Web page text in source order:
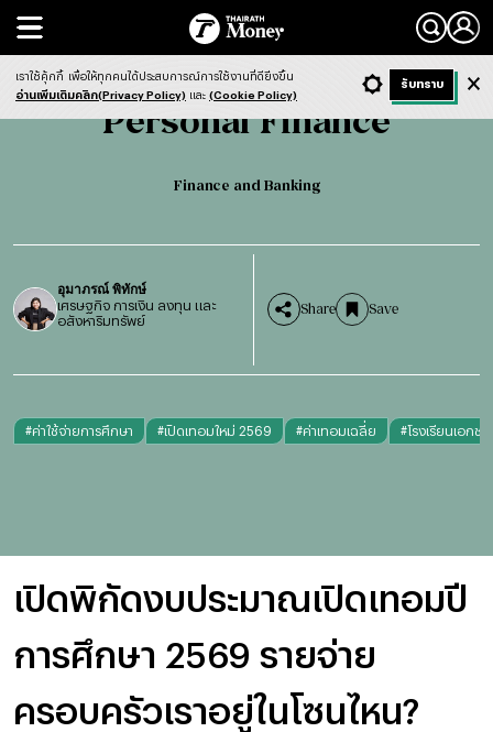
Search
Personal Finance Finance and Banking
Personal Finance
Finance and Banking
อุมาภรณ์ พิทักษ์
เศรษฐกิจ การเงิน ลงทุน และ
อสังหาริมทรัพย์
Share Save
#ค่าใช้จ่ายการศึกษา #เปิดเทอมใหม่ 2569 #ค่าเทอมเฉลี่ย #โรงเรียนเอกชน
เปิดพิกัดงบประมาณเปิดเทอมปี
การศึกษา 2569 รายจ่าย
ครอบครัวเราอยู่ในโซนไหน?
- ก + ก Dark ฟังข่าว
English version
เราใช้คุ้กกี้ เพื่อให้ทุกคนได้ประสบการณ์การใช้งานที่ดียิ่งขึ้น
อ่านเพิ่มเติมคลิก(Privacy Policy) และ (Cookie Policy)
รับทราบ